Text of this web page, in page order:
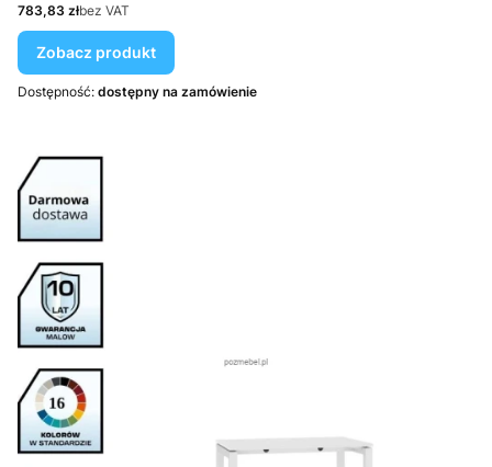
Cena
783,83 złbez VAT
Zobacz produkt
Dostępność: dostępny na zamówienie